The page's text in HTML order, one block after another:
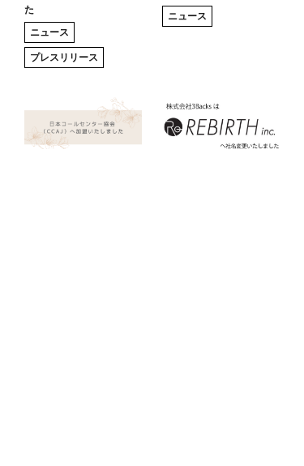
た
ニュース
プレスリリース
ニュース